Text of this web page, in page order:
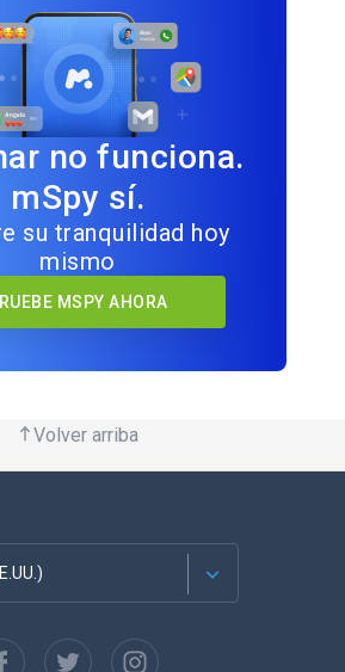
no funciona.
mSpy sí.
su tranquilidad hoy
mismo
MSPY AHORA
Volver arriba